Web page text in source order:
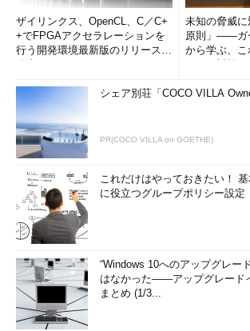
ザイリンクス、OpenCL、C／C+
+でFPGAアクセラレーションを
行う開発環境最新版のリリースを
未知の脅威
原則」――ガ
から学ぶ、
シェア別荘「COCO VILLA
PR(COCO VILLA on GOETHE)
これだけはやっておきたい！
に役立つグループポリシー設定
“Windows 10へのアップグレー
はなかった――アップグレード
まとめ (1/3...